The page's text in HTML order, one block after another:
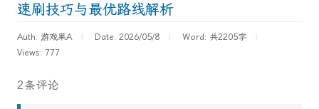
速刷技巧与最优路线解析
Auth: 游戏果A Date: 2026/05/8 Word: 共2205字
Views: 777
2条评论